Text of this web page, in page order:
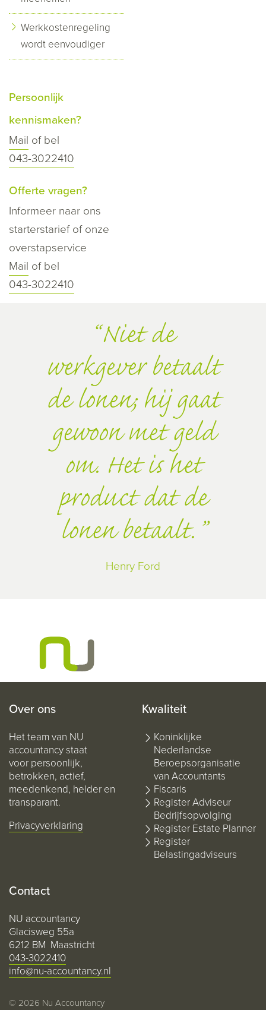
Werkkostenregeling
wordt eenvoudiger
Persoonlijk
kennismaken?
Mail of bel
043-3022410
Offerte vragen?
Informeer naar ons
starterstarief of onze
overstapservice
Mail of bel
043-3022410
Niet de
werkgever betaalt
de lonen; hij gaat
gewoon met geld
om. Het is het
product dat de
lonen betaalt.
Henry Ford
Over ons
Het team van NU
accountancy staat
voor persoonlijk,
betrokken, actief,
meedenkend, helder en
transparant.
Privacyverklaring
Kwaliteit
Koninklijke
Nederlandse
Beroepsorganisatie
van Accountants
Fiscaris
Register Adviseur
Bedrijfsopvolging
Register Estate Planner
Register
Belastingadviseurs
Contact
NU accountancy
Glacisweg 55a
6212 BM Maastricht
043-3022410
info@nu-accountancy.nl
© 2026 Nu Accountancy